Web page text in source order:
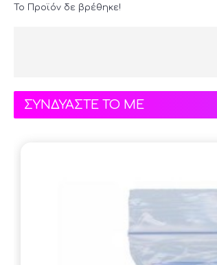
Το Προϊόν δε βρέθηκε!
ΣΥΝΔΥΑΣΤΕ ΤΟ ΜΕ